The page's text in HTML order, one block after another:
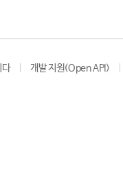
다 개발 지원(Open API)